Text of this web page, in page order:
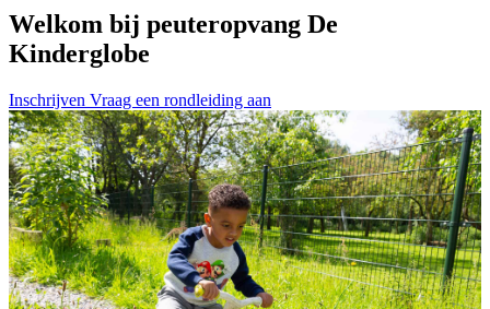
Welkom bij peuteropvang De
Kinderglobe
Inschrijven Vraag een rondleiding aan